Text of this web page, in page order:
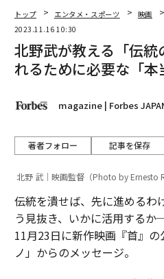
トップ エンタメ・スポーツ 映画
2023.11.16 10:30
北野武が教える「伝
れるために必要な「本
magazine | Forbes
著者フォロー 記事を保存
北野 武｜映画監督（Photo by Ernesto
伝統を潰せば、先に進めるわ
う見抜き、いかに活用するか
11月23日に新作映画『首』
ノ」からのメッセージ。